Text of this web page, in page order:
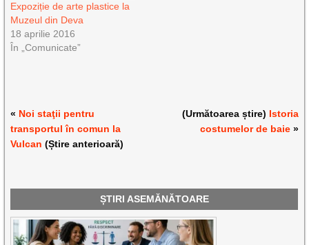
Expoziție de arte plastice la
Muzeul din Deva
18 aprilie 2016
În „Comunicate”
« Noi staţii pentru
transportul în comun la
Vulcan (Știre anterioară)
(Următoarea știre) Istoria
costumelor de baie»
ȘTIRI ASEMĂNĂTOARE